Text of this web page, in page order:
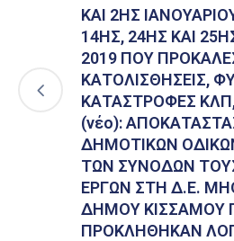
ΚΑΙ 2ΗΣ
14ΗΣ, 24ΗΣ ΚΑΙ
2019 ΠΟΥ
ΚΑΤΟΛΙΣΘΗΣΕΙΣ,
ΚΑΤΑΣΤΡΟΦΕΣ
(νέο):
ΔΗΜΟΤΙΚΩΝ
ΤΩΝ ΣΥΝΟΔΩΝ
ΕΡΓΩΝ ΣΤΗ Δ.Ε.
ΔΗΜΟΥ ΚΙΣΣΑΜΟΥ
ΠΡΟΚΛΗΘΗΚΑΝ